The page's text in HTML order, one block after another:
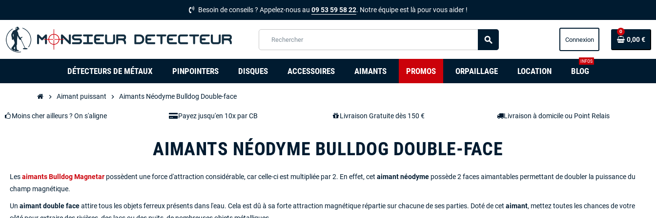
Besoin de conseils ? Appelez-nous au09 53 59 58 22. Notre équipe est là pour vous aider !
search
0
0,00 €
DÉTECTEURS DE MÉTAUX PINPOINTERS DISQUES ACCESSOIRES AIMANTS PROMOS ORPAILLAGE LOCATION BLOG
INFOS
chevron_right Aimant puissant chevron_right Aimants Néodyme Bulldog Double-face
Moins cher ailleurs ? On s'aligne Payez jusqu'en 10x par CB Livraison Gratuite dès 150 € Livraison à domicile ou Point Relais
AIMANTS NÉODYME BULLDOG DOUBLE-FACE
Lesaimants Bulldog Magnetar possèdent une force d'attraction considérable, car celle-ci est multipliée par 2. En effet, cet aimant néodyme possède 2 faces aimantables permettant de doubler la puissance du
champ magnétique.
Un aimant double faceattire tous les objets ferreux présents dans l'eau. Cela est dû à sa forte attraction magnétique répartie sur chacune de ses parties. Doté de cet aimant, mettez toutes les chances de votre